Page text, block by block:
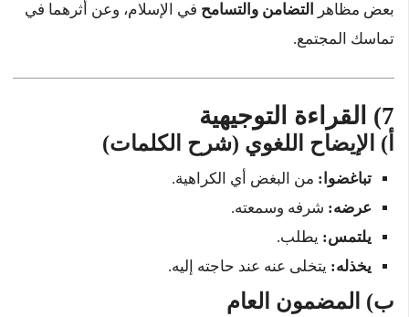
بعض مظاهر
التضامن والتسامح في الإسلام، وعن أثرهما في
تماسك المجتمع.
7) القراءة التوجيهية
أ) الإيضاح اللغوي (شرح الكلمات)
تباغضوا: من البغض أي الكراهية.
عرضه: شرفه وسمعته.
يلتمس: يطلب.
يخذله: يتخلى عنه عند حاجته إليه.
ب) المضمون العام